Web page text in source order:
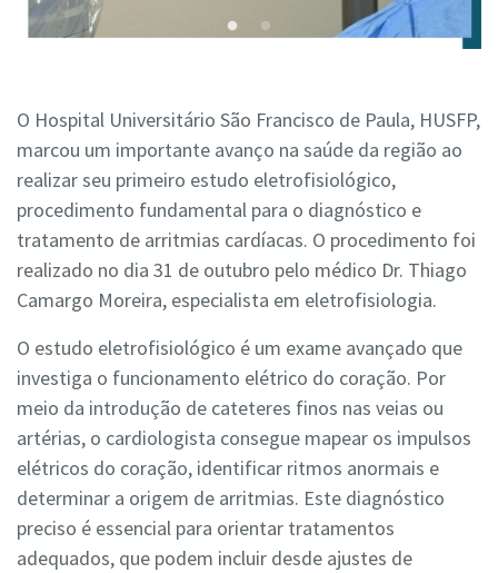
O Hospital Universitário São Francisco de Paula, HUSFP,
marcou um importante avanço na saúde da região ao
realizar seu primeiro estudo eletrofisiológico,
procedimento fundamental para o diagnóstico e
tratamento de arritmias cardíacas. O procedimento foi
realizado no dia 31 de outubro pelo médico Dr. Thiago
Camargo Moreira, especialista em eletrofisiologia.
O estudo eletrofisiológico é um exame avançado que
investiga o funcionamento elétrico do coração. Por
meio da introdução de cateteres finos nas veias ou
artérias, o cardiologista consegue mapear os impulsos
elétricos do coração, identificar ritmos anormais e
determinar a origem de arritmias. Este diagnóstico
preciso é essencial para orientar tratamentos
adequados, que podem incluir desde ajustes de